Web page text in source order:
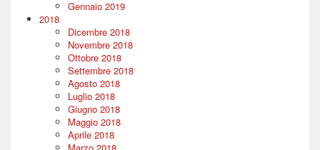
Gennaio 2019
2018
Dicembre 2018
Novembre 2018
Ottobre 2018
Settembre 2018
Agosto 2018
Luglio 2018
Giugno 2018
Maggio 2018
Aprile 2018